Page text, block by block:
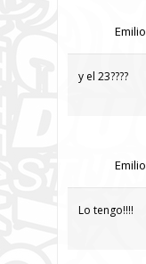
Emilio
y el 23????
Emilio
Lo tengo!!!!